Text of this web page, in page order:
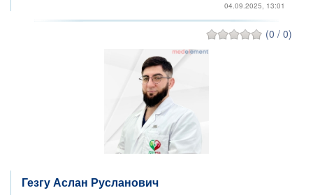
04.09.2025, 13:01
(0 / 0)
Гезгу Аслан Русланович